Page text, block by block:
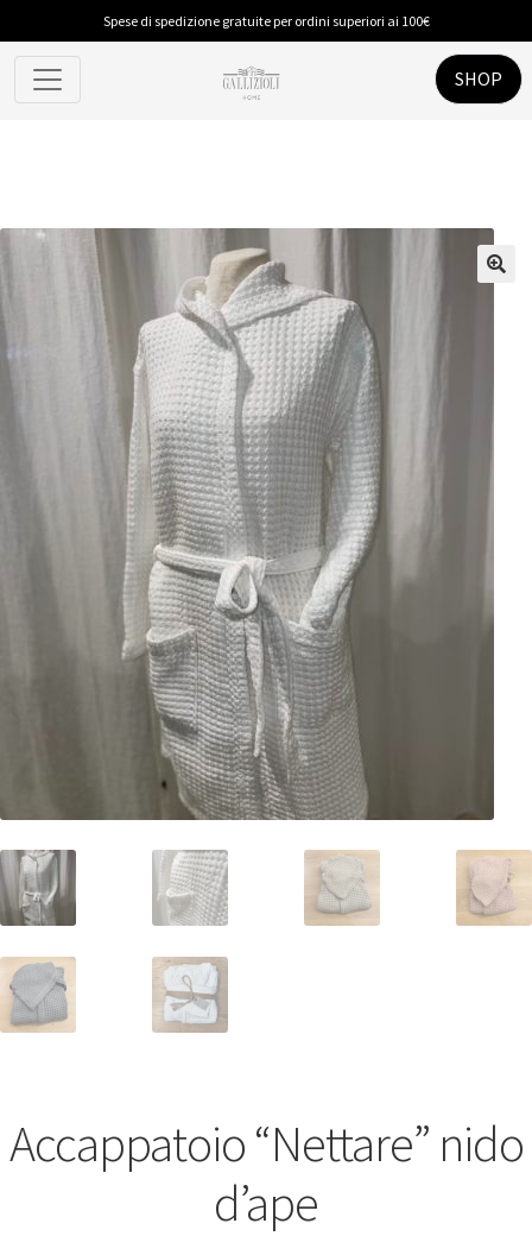
Spese di spedizione gratuite per ordini superiori ai 100€
SHOP
Accappatoio “Nettare” nido
d’ape